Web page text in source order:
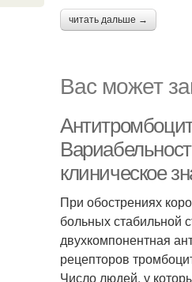
читать дальше →
Вас может
клиническое
При обострениях
боль­ных стабильной
двухкомпо­нентная
рецепторов
Число людей, у